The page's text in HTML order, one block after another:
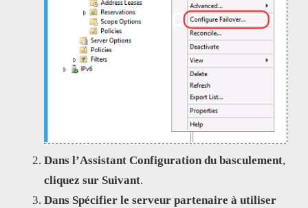
Dans l’Assistant Configuration du basculement,
cliquez sur Suivant.
Dans Spécifier le serveur partenaire à utiliser